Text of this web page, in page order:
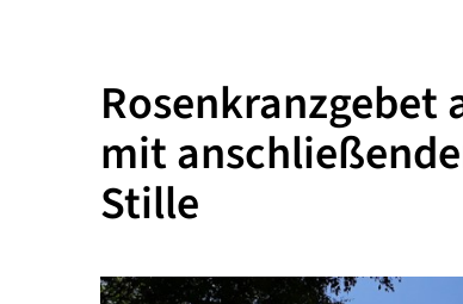
Rosenkranzgebet
mit
Stille